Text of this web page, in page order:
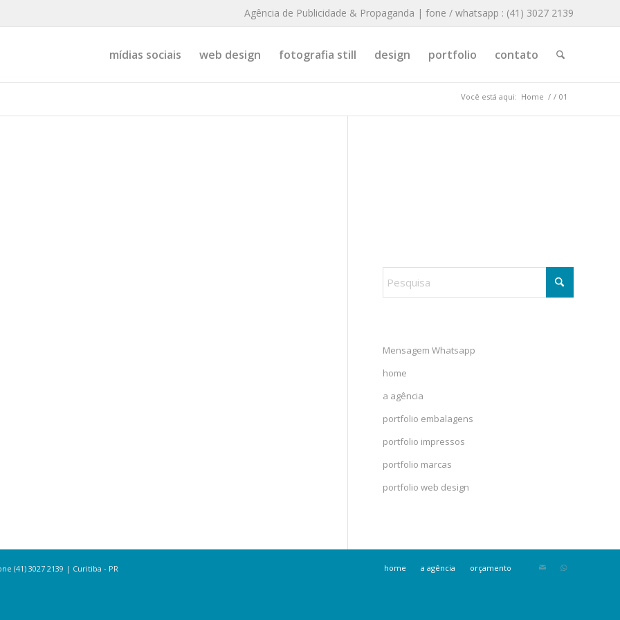
Agência de Publicidade & Propaganda | fone / whatsapp : (41) 3027 2139
mídias sociais web design fotografia still design portfolio contato
Você está aqui: Home / / 01
Mensagem Whatsapp
home
a agência
portfolio embalagens
portfolio impressos
portfolio marcas
portfolio web design
(41) 3027 2139 | Curitiba - PR home a agência orçamento